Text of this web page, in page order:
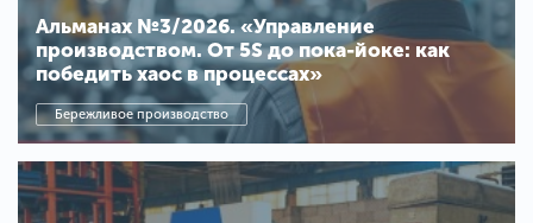
Альманах №3/2026. «Управление
производством. От 5S до пока-йоке: как
победить хаос в процессах»
Бережливое производство